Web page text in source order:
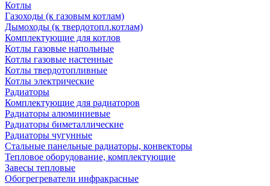
Котлы
Газоходы (к газовым котлам)
Дымоходы (к твердотопл.котлам)
Комплектующие для котлов
Котлы газовые напольные
Котлы газовые настенные
Котлы твердотопливные
Котлы электрические
Радиаторы
Комплектующие для радиаторов
Радиаторы алюминиевые
Радиаторы биметаллические
Радиаторы чугунные
Стальные панельные радиаторы, конвекторы
Тепловое оборудование, комплектующие
Завесы тепловые
Обогрегреватели инфракрасные